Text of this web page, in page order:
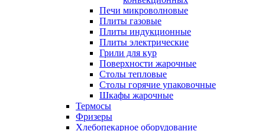
Печи микроволновые
Плиты газовые
Плиты индукционные
Плиты электрические
Грили для кур
Поверхности жарочные
Столы тепловые
Столы горячие упаковочные
Шкафы жарочные
Термосы
Фризеры
Хлебопекарное оборудование